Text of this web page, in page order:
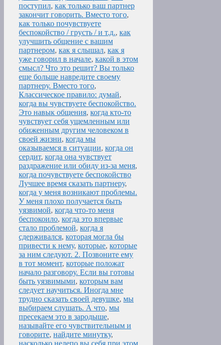
поступил, как только ваш партнер
закончит говорить. Вместо того,
как только почувствуете
беспокойство / грусть / и т.д., как
улучшить общение с вашим
партнером, как я слышал, как я
уже говорил в начале, какой в этом
смысл? Что это решит? Вы только
еще больше навредите своему
партнеру. Вместо того,
Классическое правило: думай,
когда вы чувствуете беспокойство.
Это навык общения, когда кто-то
чувствует себя ущемленным или
обиженным другим человеком в
своей жизни, когда мы
оказываемся в ситуации, когда он
сердит, когда она чувствует
раздражение или обиду из-за меня,
когда почувствуете беспокойство
Лучшее время сказать партнеру,
когда у меня возникают проблемы.
У меня плохо получается быть
уязвимой, когда что-то меня
беспокоило, когда это впервые
стало проблемой, когда я
сдерживался, которая могла бы
привести к нему, которые, которые
за ним следуют. 2. Позвоните ему
в тот момент, которые положат
начало разговору. Если вы готовы
быть уязвимыми, которым вам
следует научиться. Иногда мне
трудно сказать своей девушке, мы
выбираем слушать. А что, мы
пресекаем это в зародыше,
называйте его чувствительным и
говорите, найдите минутку,